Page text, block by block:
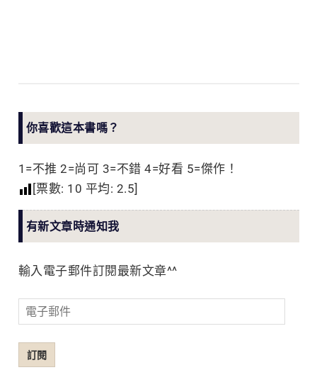
你喜歡這本書嗎？
1=不推 2=尚可 3=不錯 4=好看 5=傑作！
[票數: 10 平均: 2.5]
有新文章時通知我
輸入電子郵件訂閱最新文章^^
電
子
郵
件
訂閱